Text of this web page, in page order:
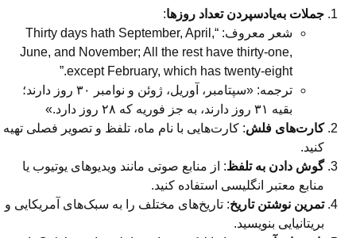
جملات به‌یادسپردن تعداد روزها:
شعر معروف: “Thirty days hath September, April,
June, and November; All the rest have thirty-one,
except February, which has twenty-eight.”
ترجمه: «سپتامبر، آوریل، ژوئن و نوامبر ۳۰ روز دارند؛
بقیه ۳۱ روز دارند، به جز فوریه که ۲۸ روز دارد.»
کارت‌های فلش: کارت‌هایی با نام ماه، تلفظ و تصویر فصلی تهیه
کنید.
گوش دادن به تلفظ: از منابع صوتی مانند ویدیوهای یوتیوب یا
منابع معتبر انگلیسی استفاده کنید.
تمرین نوشتن تاریخ: تاریخ‌های مختلف را به سبک‌های آمریکایی و
بریتانیایی بنویسید.